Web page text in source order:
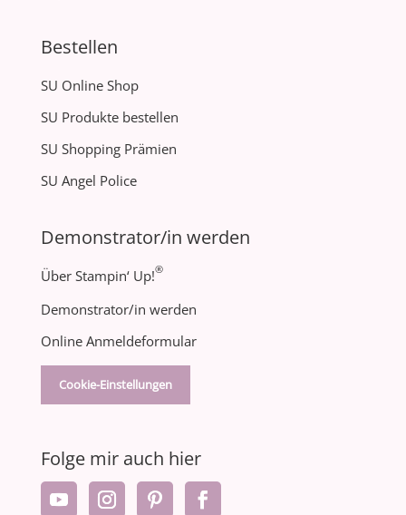
Bestellen
SU Online Shop
SU Produkte bestellen
SU Shopping Prämien
SU Angel Police
Demonstrator/in werden
Über Stampin‘ Up!®
Demonstrator/in werden
Online Anmeldeformular
Cookie-Einstellungen
Folge mir auch hier